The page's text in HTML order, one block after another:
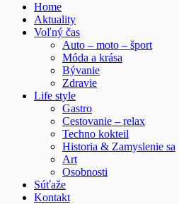
Home
Aktuality
Voľný čas
Auto – moto – šport
Móda a krása
Bývanie
Zdravie
Life style
Gastro
Cestovanie – relax
Techno kokteil
Historia & Zamyslenie sa
Art
Osobnosti
Súťaže
Kontakt